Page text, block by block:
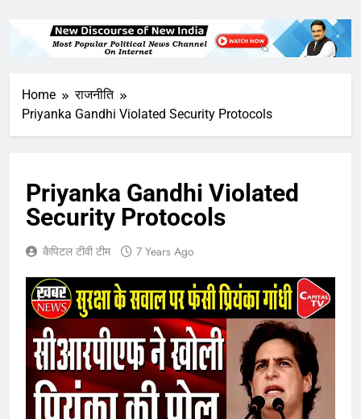
Home
राजनीति
Priyanka Gandhi Violated Security Protocols
Priyanka Gandhi Violated
Security Protocols
कैपिटल टीवी टीम 7 Years Ago